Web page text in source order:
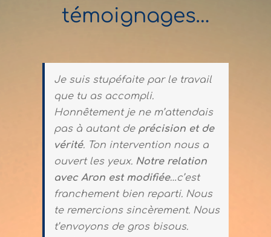
témoignages…
Je suis stupéfaite par le travail
que tu as accompli.
Honnêtement je ne m’attendais
pas à autant de précision et de
vérité. Ton intervention nous a
ouvert les yeux. Notre relation
avec Aron est modifiée…c’est
franchement bien reparti. Nous
te remercions sincèrement. Nous
t’envoyons de gros bisous.